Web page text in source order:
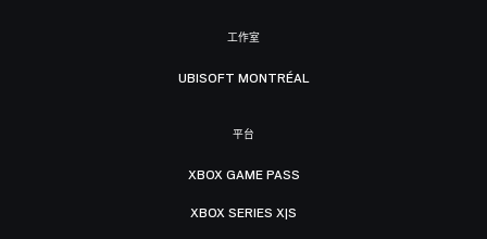
工作室
UBISOFT MONTRÉAL
平台
XBOX GAME PASS
XBOX SERIES X|S